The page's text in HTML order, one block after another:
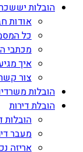
הובלות יששכר
אודות
כל
מכתבי
איך
צור
הובלות
הובלת דירות
הובלות
מעבר
אריזה